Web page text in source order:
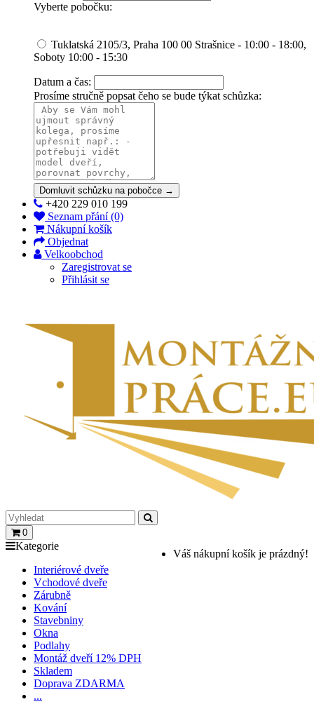
Vyberte pobočku:
Tuklatská 2105/3, Praha 100 00 Strašnice - 10:00 - 18:00,
Soboty 10:00 - 15:30
Datum a čas:
Prosíme stručně popsat čeho se bude týkat schůzka:
Domluvit schůzku na pobočce →
+420 229 010 199
Seznam přání (0)
Nákupní košík
Objednat
Velkoobchod
Zaregistrovat se
Přihlásit se
0
Váš nákupní košík je prázdný!
Kategorie
Interiérové dveře
Vchodové dveře
Zárubně
Kování
Stavebniny
Okna
Podlahy
Montáž dveří 12% DPH
Skladem
Doprava ZDARMA
...